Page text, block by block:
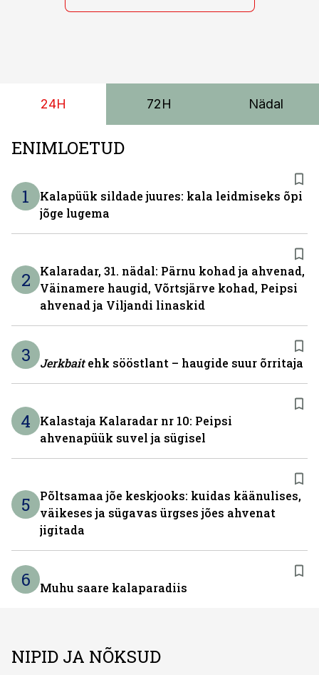
kahe- ja kolmekohalise pakiautona, 5-kohalise
24H 72H Nädal
ENIMLOETUD
1
Kalapüük sildade juures: kala leidmiseks õpi
jõge lugema
2
Kalaradar, 31. nädal: Pärnu kohad ja ahvenad,
Väinamere haugid, Võrtsjärve kohad, Peipsi
ahvenad ja Viljandi linaskid
3 Jerkbaitehk sööstlant – haugide suur õrritaja
4
Kalastaja Kalaradar nr 10: Peipsi
ahvenapüük suvel ja sügisel
5
Põltsamaa jõe keskjooks: kuidas käänulises,
väikeses ja sügavas ürgses jões ahvenat
jigitada
6 Muhu saare kalaparadiis
NIPID JA NÕKSUD